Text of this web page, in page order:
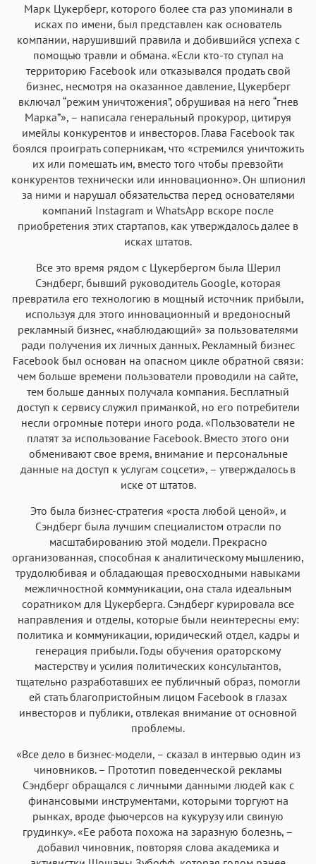
Марк Цукерберг, которого более ста раз упоминали в
исках по имени, был представлен как основатель
компании, нарушивший правила и добившийся успеха с
помощью травли и обмана. «Если кто-то ступал на
территорию Facebook или отказывался продать свой
бизнес, несмотря на оказанное давление, Цукерберг
включал “режим уничтожения”, обрушивая на него “гнев
Марка”», – написала генеральный прокурор, цитируя
имейлы конкурентов и инвесторов. Глава Facebook так
боялся проиграть соперникам, что «стремился уничтожить
их или помешать им, вместо того чтобы превзойти
конкурентов технически или инновационно». Он шпионил
за ними и нарушал обязательства перед основателями
компаний Instagram и WhatsApp вскоре после
приобретения этих стартапов, как утверждалось далее в
исках штатов.
Все это время рядом с Цукербергом была Шерил
Сэндберг, бывший руководитель Google, которая
превратила его технологию в мощный источник прибыли,
используя для этого инновационный и вредоносный
рекламный бизнес, «наблюдающий» за пользователями
ради получения их личных данных. Рекламный бизнес
Facebook был основан на опасном цикле обратной связи:
чем больше времени пользователи проводили на сайте,
тем больше данных получала компания. Бесплатный
доступ к сервису служил приманкой, но его потребители
несли огромные потери иного рода. «Пользователи не
платят за использование Facebook. Вместо этого они
обменивают свое время, внимание и персональные
данные на доступ к услугам соцсети», – утверждалось в
иске от штатов.
Это была бизнес-стратегия «роста любой ценой», и
Сэндберг была лучшим специалистом отрасли по
масштабированию этой модели. Прекрасно
организованная, способная к аналитическому мышлению,
трудолюбивая и обладающая превосходными навыками
межличностной коммуникации, она стала идеальным
соратником для Цукерберга. Сэндберг курировала все
направления и отделы, которые были неинтересны ему:
политика и коммуникации, юридический отдел, кадры и
генерация прибыли. Годы обучения ораторскому
мастерству и усилия политических консультантов,
тщательно разработавших ее публичный образ, помогли
ей стать благопристойным лицом Facebook в глазах
инвесторов и публики, отвлекая внимание от основной
проблемы.
«Все дело в бизнес-модели, – сказал в интервью один из
чиновников. – Прототип поведенческой рекламы
Сэндберг обращался с личными данными людей как с
финансовыми инструментами, которыми торгуют на
рынках, вроде фьючерсов на кукурузу или свиную
грудинку». «Ее работа похожа на заразную болезнь, –
добавил чиновник, повторяя слова академика и